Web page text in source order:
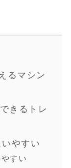
るマシン
きるトレ
やすい
すい